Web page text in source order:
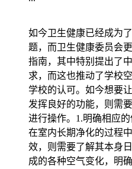
如今卫生健康已经成为
题，而卫生健康委员会
指南，其中特别提出了
求，而这也推动了学校
学校的认可。如今想要
发挥良好的功能，则需
进行操作。1.明确相应
在室内长期净化的过程
效，则需要了解其本身
成的各种空气变化，明